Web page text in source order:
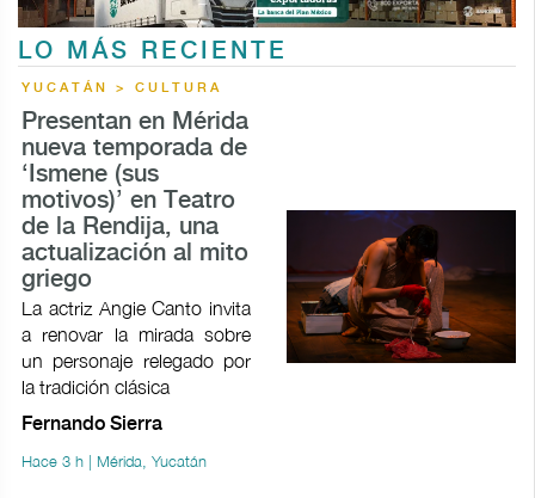
LO MÁS RECIENTE
YUCATÁN > CULTURA
Presentan en Mérida
nueva temporada de
‘Ismene (sus
motivos)’ en Teatro
de la Rendija, una
actualización al mito
griego
La actriz Angie Canto invita
a renovar la mirada sobre
un personaje relegado por
la tradición clásica
Fernando Sierra
Hace 3 h | Mérida, Yucatán